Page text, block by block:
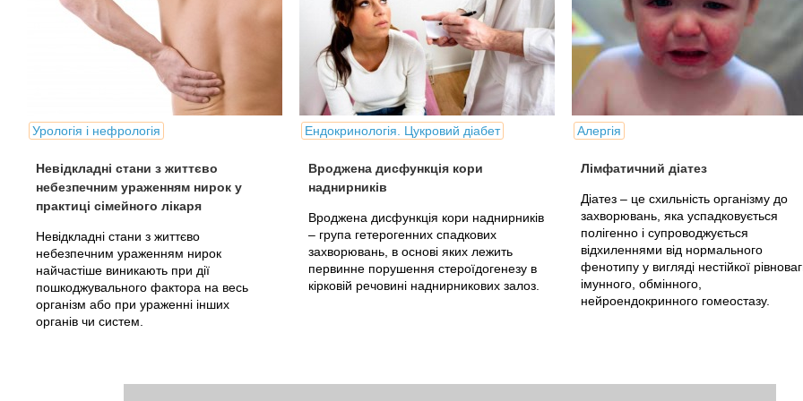
Урологія і нефрологія
Невідкладні стани з життєво
небезпечним ураженням нирок у
практиці сімейного лікаря
Невідкладні стани з життєво
небезпечним ураженням нирок
найчастіше виникають при дії
пошкоджувального фактора на весь
організм або при ураженні інших
органів чи систем.
Ендокринологія. Цукровий діабет
Вроджена дисфункція кори
наднирників
Вроджена дисфункція кори наднирників
– група гетерогенних спадкових
захворювань, в основі яких лежить
первинне порушення стероїдогенезу в
кірковій речовині наднирникових залоз.
Алергія
Лімфатичний діатез
Діатез – це схильність організму до
захворювань, яка успадковується
полігенно і супроводжується
відхиленнями від нормального
фенотипу у вигляді нестійкої
імунного, обмінного,
нейроендокринного гомеостазу.